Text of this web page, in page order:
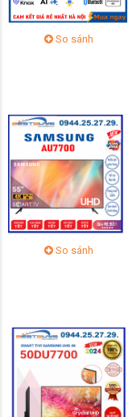
So sánh
So sánh